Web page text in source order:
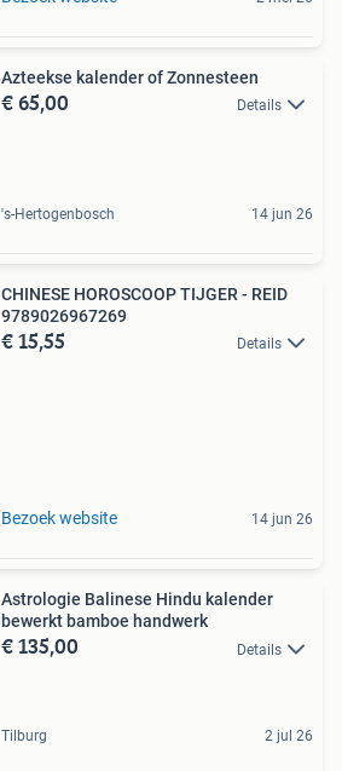
Azteekse kalender of Zonnesteen
€ 65,00 Details
's-Hertogenbosch 14 jun 26
CHINESE HOROSCOOP TIJGER - REID
9789026967269
€ 15,55 Details
Bezoek website 14 jun 26
Astrologie Balinese Hindu kalender
bewerkt bamboe handwerk
€ 135,00 Details
Tilburg 2 jul 26